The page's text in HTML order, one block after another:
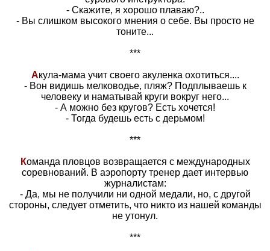
- Скажите, я хорошо плаваю?..
- Вы слишком высокого мнения о себе. Вы просто не
тоните...
***
Акула-мама учит своего акуленка охотиться....
- Вон видишь мелководье, пляж? Подплываешь к
человеку и наматывай круги вокруг него...
- А можно без кругов? Есть хочется!
- Тогда будешь есть с дерьмом!
***
Команда пловцов возвращается с международных
соревнований. В аэропорту тренер дает интервью
журналистам:
- Да, мы не получили ни одной медали, но, с другой
стороны, следует отметить, что никто из нашей команды
не утонул.
***